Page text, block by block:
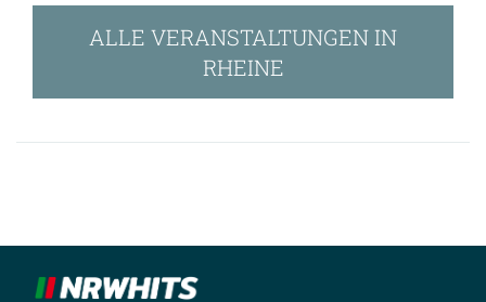
ALLE VERANSTALTUNGEN IN
RHEINE